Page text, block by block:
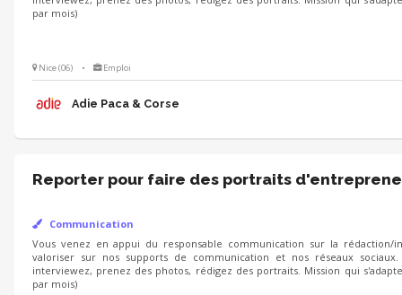
par mois)
Nice (06) • Emploi
Adie Paca & Corse
Reporter pour faire des portraits
Communication
Vous venez en appui du responsable communication sur la
valoriser sur nos supports de communication et nos réseaux
interviewez, prenez des photos, rédigez des portraits. Mission qui
par mois)